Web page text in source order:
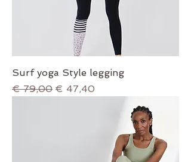
Surf yoga Style legging
Normale prijs
€ 79,00 Verkoopprijs
€ 47,40